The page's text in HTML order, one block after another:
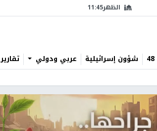
الظهر11:45
شؤون إسرائيلية عربي ودولي تقارير